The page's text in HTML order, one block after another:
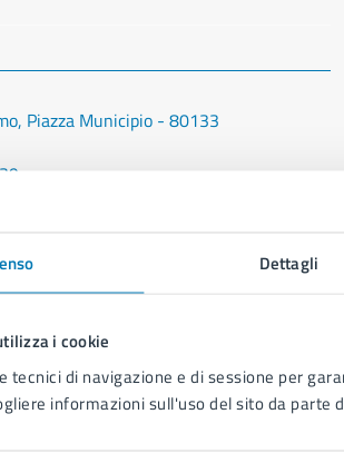
Dettagli
i cookie
tecnici di navigazione e di sessione per
informazioni sull'uso del sito da parte
Piazza Municipio - 80133